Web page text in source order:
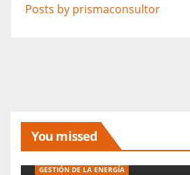
Posts by prismaconsultor
You missed
GESTIÓN DE LA ENERGÍA